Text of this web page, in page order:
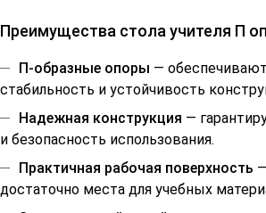
Преимущества стола учителя П
П-образные опоры —
стабильность и устойчивость
Надежная конструкция —
и безопасность использования.
Практичная рабочая поверхность
достаточно места для учебных